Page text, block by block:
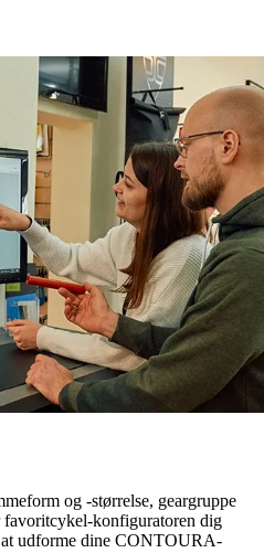
og -størrelse, geargruppe
favoritcykel-konfiguratoren dig
udforme dine CONTOURA-